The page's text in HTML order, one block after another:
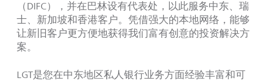
（DIFC），并在巴林设有代表处，以此服务中东、瑞
士、新加坡和香港客户。凭借强大的本地网络，能够
让新旧客户更方便地获得我们富有创意的投资解决方
案。
LGT是您在中东地区私人银行业务方面经验丰富和可